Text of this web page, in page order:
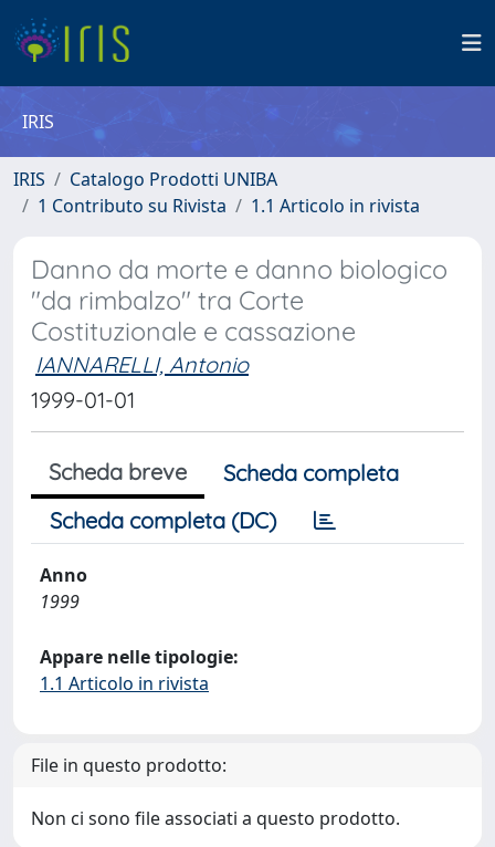
IRIS
IRIS
Catalogo Prodotti UNIBA
1 Contributo su Rivista
1.1 Articolo in rivista
Danno da morte e danno biologico
"da rimbalzo" tra Corte
Costituzionale e cassazione
IANNARELLI, Antonio
1999-01-01
Scheda breve
Scheda completa
Scheda completa (DC)
Anno
1999
Appare nelle tipologie:
1.1 Articolo in rivista
File in questo prodotto:
Non ci sono file associati a questo prodotto.